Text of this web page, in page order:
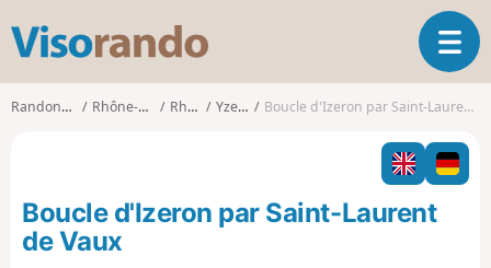
s
o
o
O
u
i
r
l
Randonnées Rhône-Alpes Rhône Yzeron Boucle d'Izeron par Saint-Laurent de Vaux
Boucle d'Izeron par Saint-Laurent
de Vaux